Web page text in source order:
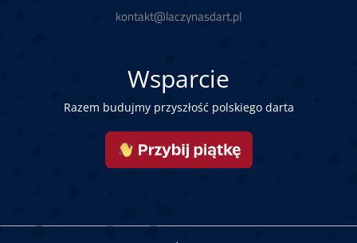
kontakt@laczynasdart.pl
Wsparcie
Razem budujmy przyszłość polskiego darta